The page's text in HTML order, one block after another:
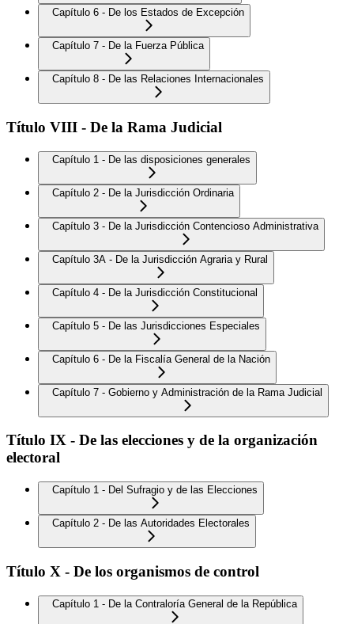
Capítulo 6 - De los Estados de Excepción
Capítulo 7 - De la Fuerza Pública
Capítulo 8 - De las Relaciones Internacionales
Título VIII - De la Rama Judicial
Capítulo 1 - De las disposiciones generales
Capítulo 2 - De la Jurisdicción Ordinaria
Capítulo 3 - De la Jurisdicción Contencioso Administrativa
Capítulo 3A - De la Jurisdicción Agraria y Rural
Capítulo 4 - De la Jurisdicción Constitucional
Capítulo 5 - De las Jurisdicciones Especiales
Capítulo 6 - De la Fiscalía General de la Nación
Capítulo 7 - Gobierno y Administración de la Rama Judicial
Título IX - De las elecciones y de la organización
electoral
Capítulo 1 - Del Sufragio y de las Elecciones
Capítulo 2 - De las Autoridades Electorales
Título X - De los organismos de control
Capítulo 1 - De la Contraloría General de la República